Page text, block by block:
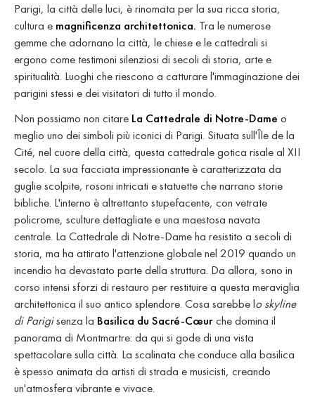
Parigi, la città delle luci, è rinomata per la sua ricca storia,
cultura e magnificenza architettonica. Tra le numerose
gemme che adornano la città, le chiese e le cattedrali si
ergono come testimoni silenziosi di secoli di storia, arte e
spiritualità. Luoghi che riescono a catturare l'immaginazione dei
parigini stessi e dei visitatori di tutto il mondo.
Non possiamo non citare La Cattedrale di Notre-Dame o
meglio uno dei simboli più iconici di Parigi. Situata sull'Île de la
Cité, nel cuore della città, questa cattedrale gotica risale al XII
secolo. La sua facciata impressionante è caratterizzata da
guglie scolpite, rosoni intricati e statuette che narrano storie
bibliche. L'interno è altrettanto stupefacente, con vetrate
policrome, sculture dettagliate e una maestosa navata
centrale. La Cattedrale di Notre-Dame ha resistito a secoli di
storia, ma ha attirato l'attenzione globale nel 2019 quando un
incendio ha devastato parte della struttura. Da allora, sono in
corso intensi sforzi di restauro per restituire a questa meraviglia
architettonica il suo antico splendore. Cosa sarebbe lo skyline
di Parigisenza la Basilica du Sacré-Cœurche domina il
panorama di Montmartre: da qui si gode di una vista
spettacolare sulla città. La scalinata che conduce alla basilica
è spesso animata da artisti di strada e musicisti, creando
un'atmosfera vibrante e vivace.